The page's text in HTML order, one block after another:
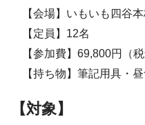
【会場】いもいも四谷
【定員】12名
【参加費】69,800円（税
【持ち物】筆記用具・
【対象】